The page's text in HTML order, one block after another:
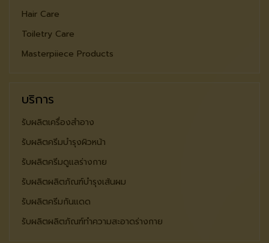
Hair Care
Toiletry Care
Masterpiiece Products
บริการ
รับผลิตเครื่องสำอาง
รับผลิตครีมบำรุงผิวหน้า
รับผลิตครีมดูแลร่างกาย
รับผลิตผลิตภัณฑ์บำรุงเส้นผม
รับผลิตครีมกันแดด
รับผลิตผลิตภัณฑ์ทำความสะอาดร่างกาย